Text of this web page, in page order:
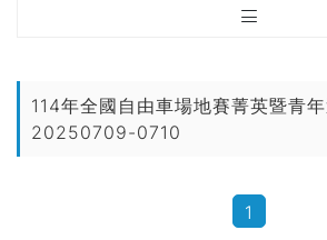
114年全國自由車場地賽菁英暨青
20250709-0710
1